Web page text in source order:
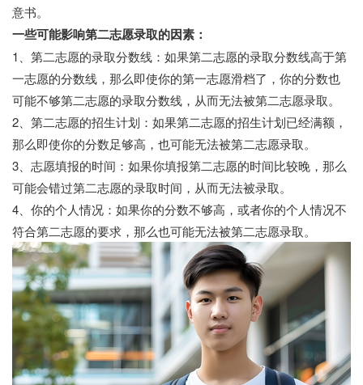
意书。
一些可能影响第二志愿录取的因素：
1、第二志愿的录取分数线：如果第二志愿的录取分数线高于第
一志愿的分数线，那么即使你的第一志愿滑档了，你的分数也
可能不够第二志愿的录取分数线，从而无法被第二志愿录取。
2、第二志愿的招生计划：如果第二志愿的招生计划已经满额，
那么即使你的分数足够高，也可能无法被第二志愿录取。
3、志愿填报的时间：如果你填报第二志愿的时间比较晚，那么
可能会错过第二志愿的录取时间，从而无法被录取。
4、你的个人情况：如果你的分数不够高，或者你的个人情况不
符合第二志愿的要求，那么也可能无法被第二志愿录取。